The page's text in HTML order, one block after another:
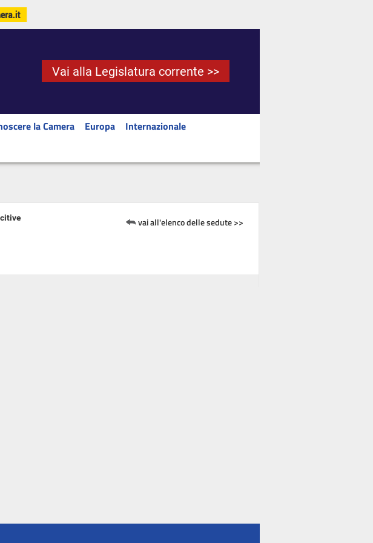
Vai alla Legislatura corrente >>
la Camera Europa
Internazionale
vai all'elenco delle sedute >>